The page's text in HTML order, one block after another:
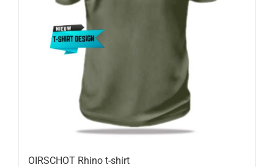
OIRSCHOT Rhino t-shirt